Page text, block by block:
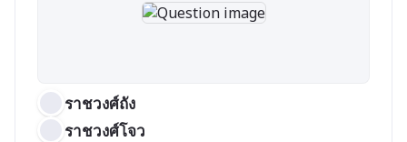
ราชวงศ์ถัง
ราชวงศ์โจว